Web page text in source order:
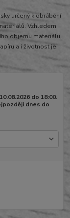
určený k obrábění
Vzhledem
objemu materiálu,
a i životnost je
do 18:00.
dnes do